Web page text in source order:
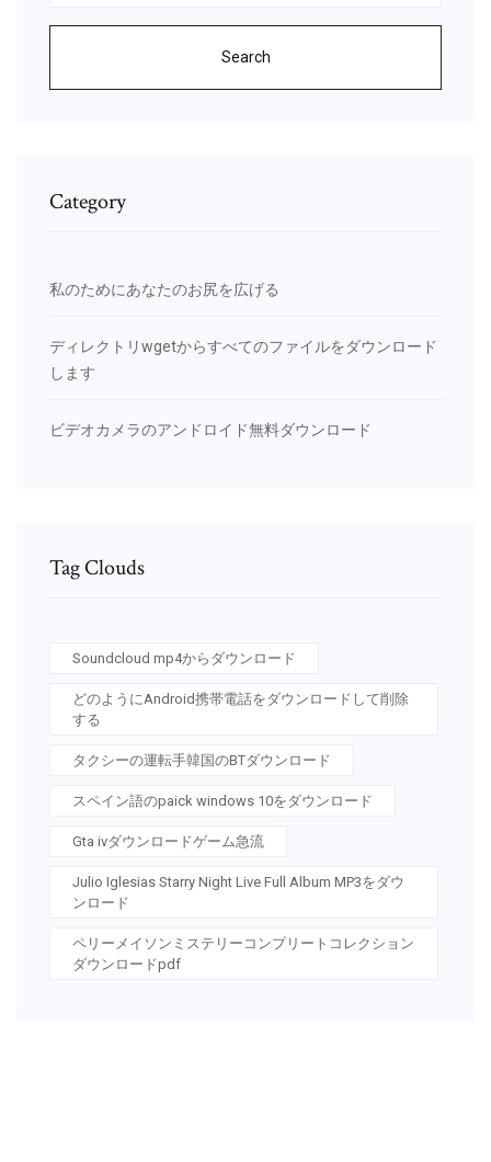
Search
Category
私のためにあなたのお尻を広げる
ディレクトリwgetからすべてのファイルをダウンロード
します
ビデオカメラのアンドロイド無料ダウンロード
Tag Clouds
Soundcloud mp4からダウンロード
どのようにAndroid携帯電話をダウンロードして削除
する
タクシーの運転手韓国のBTダウンロード
スペイン語のpaick windows 10をダウンロード
Gta ivダウンロードゲーム急流
Julio Iglesias Starry Night Live Full Album MP3をダウ
ンロード
ペリーメイソンミステリーコンプリートコレクション
ダウンロードpdf